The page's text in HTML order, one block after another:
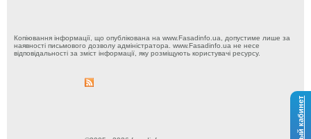
Копіювання інформації, що опублікована на www.Fasadinfo.ua, допустиме лише за
наявності письмового дозволу адміністратора. www.Fasadinfo.ua не несе
відповідальності за зміст інформації, яку розміщують користувачі ресурсу.